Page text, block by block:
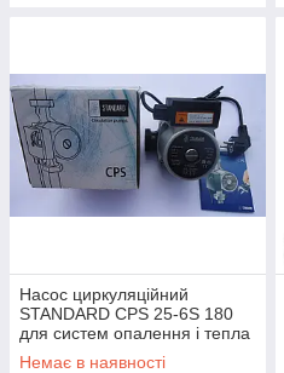
Насос циркуляційний
STANDARD CPS 25-6S 180
для систем опалення і тепла
підлога з шнуром і виделкою
Немає в наявності